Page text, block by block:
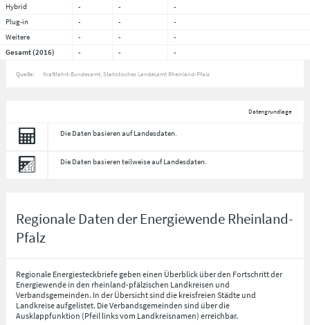
Hybrid
- -
-
Plug-in
- -
-
Weitere
- -
-
Gesamt (2016)
- - -
Quelle: Kraftfahrt-Bundesamt, Statistisches Landesamt Rheinland-Pfalz
Datengrundlage
Die Daten basieren auf Landesdaten.
Die Daten basieren teilweise auf Landesdaten.
Regionale Daten der Energiewende Rheinland-
Pfalz
Regionale Energiesteckbriefe geben einen Überblick über den Fortschritt der
Energiewende in den rheinland-pfälzischen Landkreisen und
Verbandsgemeinden. In der Übersicht sind die kreisfreien Städte und
Landkreise aufgelistet. Die Verbandsgemeinden sind über die
Ausklappfunktion (Pfeil links vom Landkreisnamen) erreichbar.